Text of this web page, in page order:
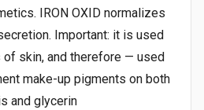
IRON OXID normalizes
Important: it is used
skin, and therefore — used
make-up pigments on both
and glycerin